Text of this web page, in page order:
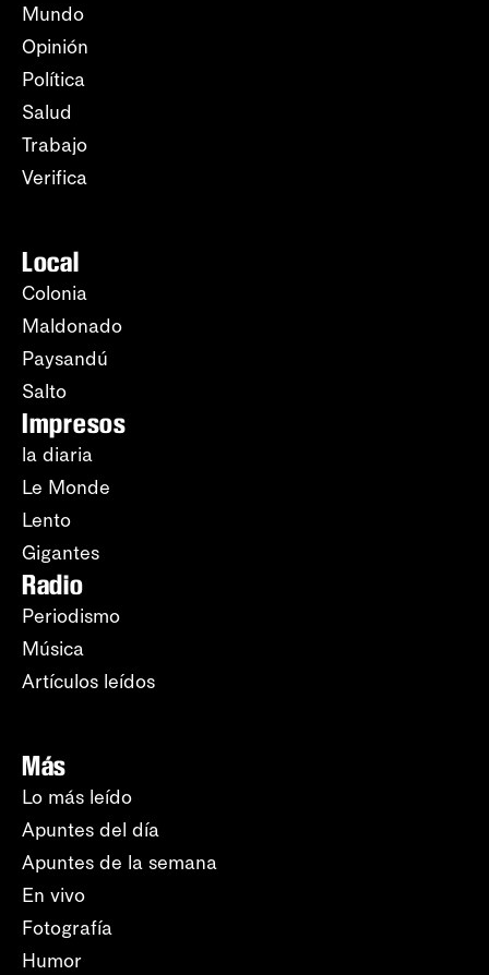
Mundo
Opinión
Política
Salud
Trabajo
Verifica
Local
Colonia
Maldonado
Paysandú
Salto
Impresos
la diaria
Le Monde
Lento
Gigantes
Radio
Periodismo
Música
Artículos leídos
Más
Lo más leído
Apuntes del día
Apuntes de la semana
En vivo
Fotografía
Humor